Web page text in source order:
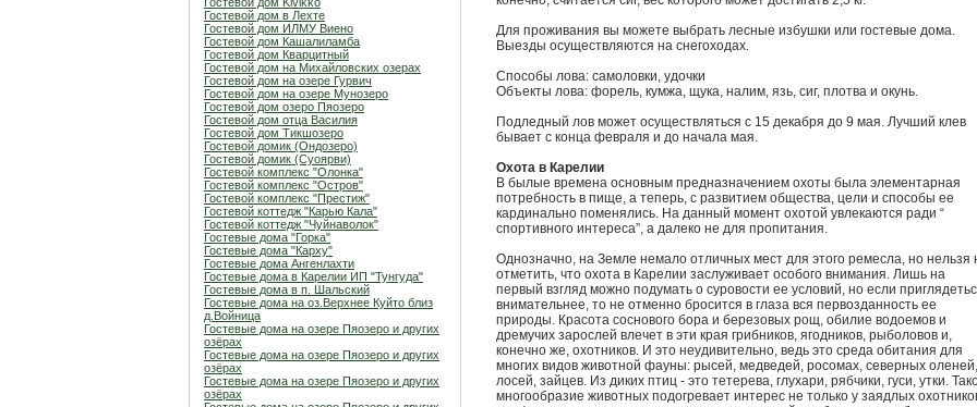
Гостевой дом в Лехте
Гостевой дом ИЛМУ Виено
Гостевой дом Кашалиламба
Гостевой дом Кварцитный
Гостевой дом на Михайловских озерах
Гостевой дом на озере Гурвич
Гостевой дом на озере Мунозеро
Гостевой дом озеро Пяозеро
Гостевой дом отца Василия
Гостевой дом Тикшозеро
Гостевой домик (Ондозеро)
Гостевой домик (Суоярви)
Гостевой комплекс "Олонка"
Гостевой комплекс "Остров"
Гостевой комплекс "Престиж"
Гостевой коттедж "Карью Кала"
Гостевой коттедж "Чуйнаволок"
Гостевые дома "Горка"
Гостевые дома "Карху"
Гостевые дома Ангенлахти
Гостевые дома в Карелии ИП "Тунгуда"
Гостевые дома в п. Шальский
Гостевые дома на оз.Верхнее Куйто близ
д.Войница
Гостевые дома на озере Пяозеро и других
озёрах
Гостевые дома на озере Пяозеро и других
озёрах
Гостевые дома на озере Пяозеро и других
озёрах
Для проживания вы можете выбрать лесные избушки или гостевые дома.
Выезды осуществляются на снегоходах.
Способы лова: самоловки, удочки
Объекты лова: форель, кумжа, щука, налим, язь, сиг, плотва и окунь.
Подледный лов может осуществляться с 15 декабря до 9 мая. Лучший клев
бывает с конца февраля и до начала мая.
Охота в Карелии
В былые времена основным предназначением охоты была элементарная
потребность в пище, а теперь, с развитием общества, цели и способы ее
кардинально поменялись. На данный момент охотой увлекаются ради “
спортивного интереса”, а далеко не для пропитания.
Однозначно, на Земле немало отличных мест для этого ремесла, но нельзя
отметить, что охота в Карелии заслуживает особого внимания. Лишь на
первый взгляд можно подумать о суровости ее условий, но если
внимательнее, то не отменно бросится в глаза вся первозданность ее
природы. Красота соснового бора и березовых рощ, обилие водоемов и
дремучих зарослей влечет в эти края грибников, ягодников, рыболовов и,
конечно же, охотников. И это неудивительно, ведь это среда обитания для
многих видов животной фауны: рысей, медведей, росомах, северных оленей,
лосей, зайцев. Из диких птиц - это тетерева, глухари, рябчики, гуси, утки.
многообразие животных подогревает интерес не только у заядлых